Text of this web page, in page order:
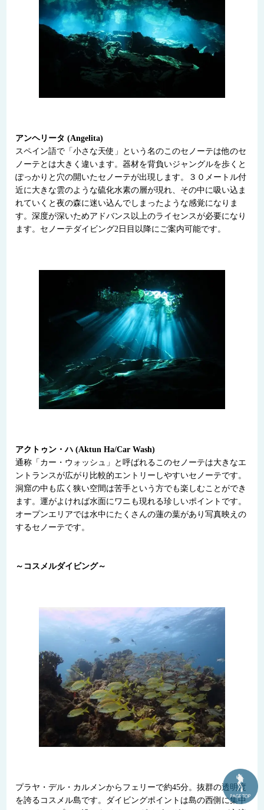
アンヘリータ (Angelita)
スペイン語で「小さな天使」という名のこのセノーテは他のセ
ノーテとは大きく違います。器材を背負いジャングルを歩くと
ぽっかりと穴の開いたセノーテが出現します。３０メートル付
近に大きな雲のような硫化水素の層が現れ、その中に吸い込ま
れていくと夜の森に迷い込んでしまったような感覚になりま
す。深度が深いためアドバンス以上のライセンスが必要になり
ます。セノーテダイビング2日目以降にご案内可能です。
アクトゥン・ハ (Aktun Ha/Car Wash)
通称「カー・ウォッシュ」と呼ばれるこのセノーテは大きなエ
ントランスが広がり比較的エントリーしやすいセノーテです。
洞窟の中も広く狭い空間は苦手という方でも楽しむことができ
ます。運がよければ水面にワニも現れる珍しいポイントです。
オープンエリアでは水中にたくさんの蓮の葉があり写真映えの
するセノーテです。
～コスメルダイビング～
プラヤ・デル・カルメンからフェリーで約45分。抜群の透明度
を誇るコスメル島です。ダイビングポイントは島の西側に集中